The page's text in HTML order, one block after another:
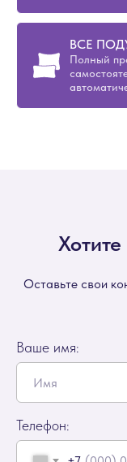
ВСЕ
Полный
Оставьте свои
Ваше имя:
Телефон: